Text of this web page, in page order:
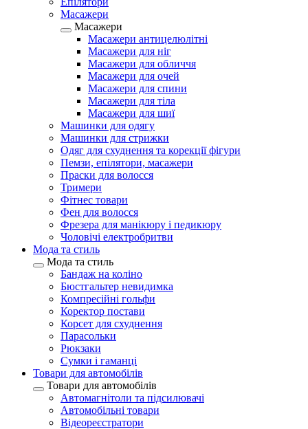
Масажери
Масажери
Масажери антицелюлітні
Масажери для ніг
Масажери для обличчя
Масажери для очей
Масажери для спини
Масажери для тіла
Масажери для шиї
Машинки для одягу
Машинки для стрижки
Одяг для схуднення та корекції фігури
Пемзи, епілятори, масажери
Праски для волосся
Тримери
Фітнес товари
Фен для волосся
Фрезера для манікюру і педикюру
Чоловічі електробритви
Мода та стиль
Мода та стиль
Бандаж на коліно
Бюстгальтер невидимка
Компресійні гольфи
Коректор постави
Корсет для схуднення
Парасольки
Рюкзаки
Сумки і гаманці
Товари для автомобілів
Товари для автомобілів
Автомагнітоли та підсилювачі
Автомобільні товари
Відеореєстратори